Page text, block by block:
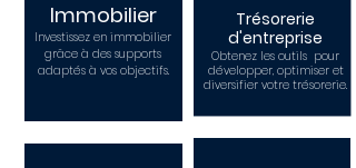
Immobilier
Investissez en immobilier
grâce à des supports
adaptés à vos objectifs.
Trésorerie
d'entreprise
Obtenez les outils pour
développer, optimiser et
diversifier votre trésorerie.